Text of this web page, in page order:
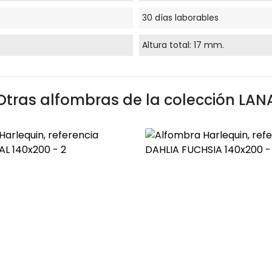
30 días laborables
Altura total: 17 mm.
alfombras de la colección